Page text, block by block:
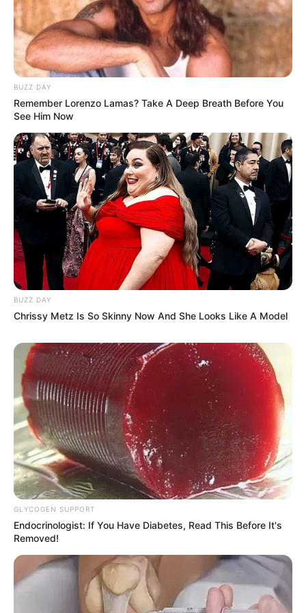
Serem! 9 Chat Ojek Online &
Pelanggan Ini Bikin Auto
Merinding
Bikin Ngakak, 10 Potret
Seadanya
BUZZ DAY
Remember Lorenzo Lamas? Take A Deep Breath Before You
See Him Now
BUZZ DAY
Chrissy Metz Is So Skinny Now And She Looks Like A Model
GLYCOGEN SUPPORT
Endocrinologist: If You Have Diabetes, Read This Before It's
Removed!